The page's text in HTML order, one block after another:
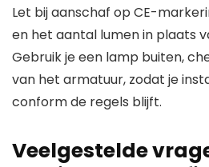
Let bij aanschaf op CE-
en het aantal lumen in plaats
Gebruik je een lamp buiten,
van het armatuur, zodat je
conform de regels blijft.
Veelgestelde